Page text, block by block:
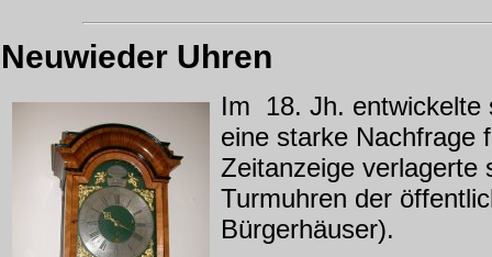
Neuwieder Uhren
Im 18. Jh. entwickelte
eine starke Nachfrage
Zeitanzeige
Turmuhren der
Bürgerhäuser).